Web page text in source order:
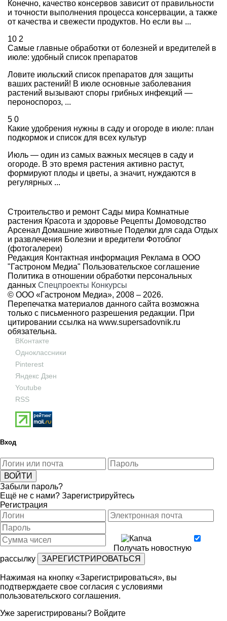
Конечно, качество консервов зависит от правильности
и точности выполнения процесса консервации, а также
от качества и свежести продуктов. Но если вы ...
10 2
Самые главные обработки от болезней и вредителей в
июле: удобный список препаратов
Ловите июльский список препаратов для защиты
ваших растений! В июле основные заболевания
растений вызывают споры грибных инфекций —
пероноспороз, ...
5 0
Какие удобрения нужны в саду и огороде в июле: план
подкормок и список для всех культур
Июль — один из самых важных месяцев в саду и
огороде. В это время растения активно растут,
формируют плоды и цветы, а значит, нуждаются в
регулярных ...
Строительство и ремонт Сады мира Комнатные
растения Красота и здоровье Рецепты Домоводство
Арсенал Домашние животные Поделки для сада Отдых
и развлечения Болезни и вредители Фотоблог
(фотогалереи)
Редакция Контактная информация Реклама в ООО
"Гастроном Медиа" Пользовательское соглашение
Политика в отношении обработки персональных
данных Спецпроекты Конкурсы
© ООО «Гастроном Медиа», 2008 – 2026.
Перепечатка материалов данного сайта возможна
только с письменного разрешения редакции. При
цитировании ссылка на www.supersadovnik.ru
обязательна.
ВКонтакте
Одноклассники
Pinterest
Яндекс Дзен
Youtube
RSS
Вход
Забыли пароль?
Ещё не с нами? Зарегистрируйтесь
Регистрация
Получать новостную
рассылку
Нажимая на кнопку «Зарегистрироваться», вы
подтверждаете свое согласия с условиями
пользовательского соглашения.
Уже зарегистрированы? Войдите